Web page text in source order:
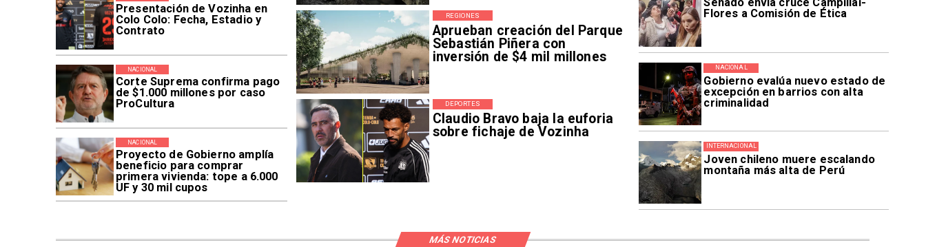
Flores a Comisión de Ética
Gobierno evalúa nuevo estado de
excepción en barrios con alta
criminalidad
NACIONAL
Joven chileno muere escalando
montaña más alta de Perú
INTERNACIONAL
Presentación de Vozinha en
Colo Colo: Fecha, Estadio y
Contrato
Corte Suprema confirma pago
de $1.000 millones por caso
ProCultura
NACIONAL
Proyecto de Gobierno amplía
beneficio para comprar
primera vivienda: tope a 6.000
UF y 30 mil cupos
NACIONAL
Aprueban creación del Parque
Sebastián Piñera con
inversión de $4 mil millones
REGIONES
Claudio Bravo baja la euforia
sobre fichaje de Vozinha
DEPORTES
MÁS NOTICIAS